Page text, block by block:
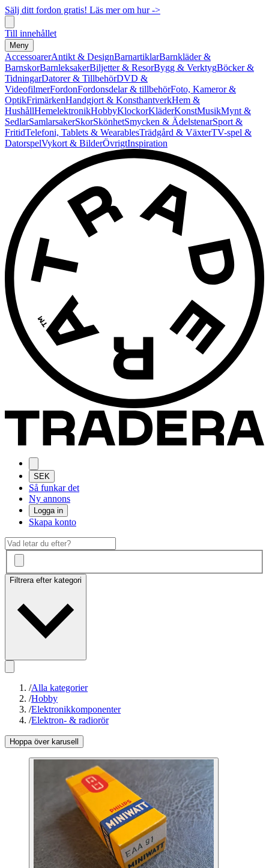
Sälj ditt fordon gratis! Läs mer om hur ->
Till innehållet
Meny
AccessoarerAntikt & DesignBarnartiklarBarnkläder &
BarnskorBarnleksakerBiljetter & ResorBygg & VerktygBöcker &
TidningarDatorer & TillbehörDVD &
VideofilmerFordonFordonsdelar & tillbehörFoto, Kameror &
OptikFrimärkenHandgjort & KonsthantverkHem &
HushållHemelektronikHobbyKlockorKläderKonstMusikMynt &
SedlarSamlarsakerSkorSkönhetSmycken & ÄdelstenarSport &
FritidTelefoni, Tablets & WearablesTrädgård & VäxterTV-spel &
DatorspelVykort & BilderÖvrigtInspiration
SEK
Så funkar det
Ny annons
Logga in
Skapa konto
Filtrera efter kategori
/Alla kategorier
/Hobby
/Elektronikkomponenter
/Elektron- & radiorör
Hoppa över karusell